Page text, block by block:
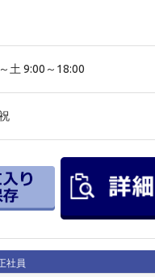
土 9:00～18:00
社員